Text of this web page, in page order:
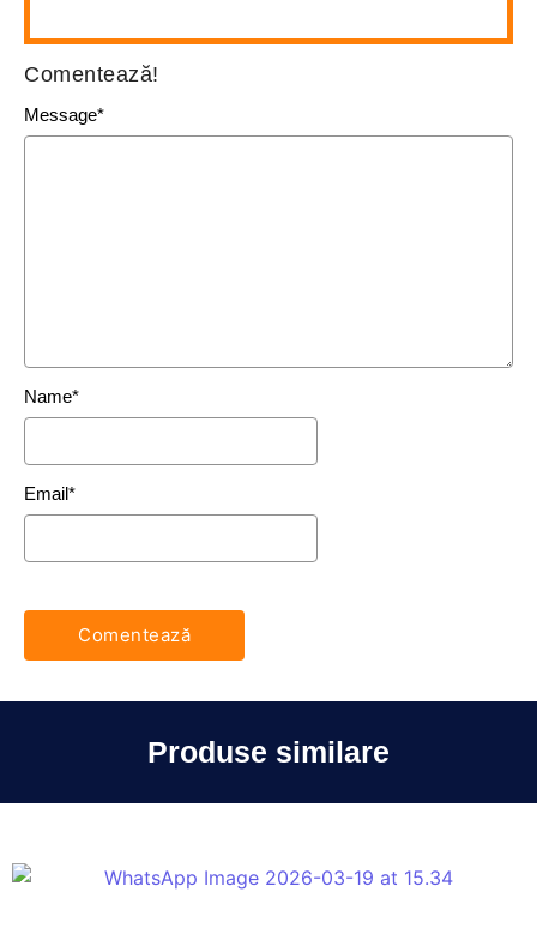
Comentează!
Message*
Name*
Email*
Produse similare